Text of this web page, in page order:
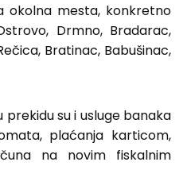
okolna mesta, konkretno
Drmno, Bradarac,
Bratinac, Babušinac,
prekidu su i usluge banaka
plaćanja karticom,
na novim fiskalnim